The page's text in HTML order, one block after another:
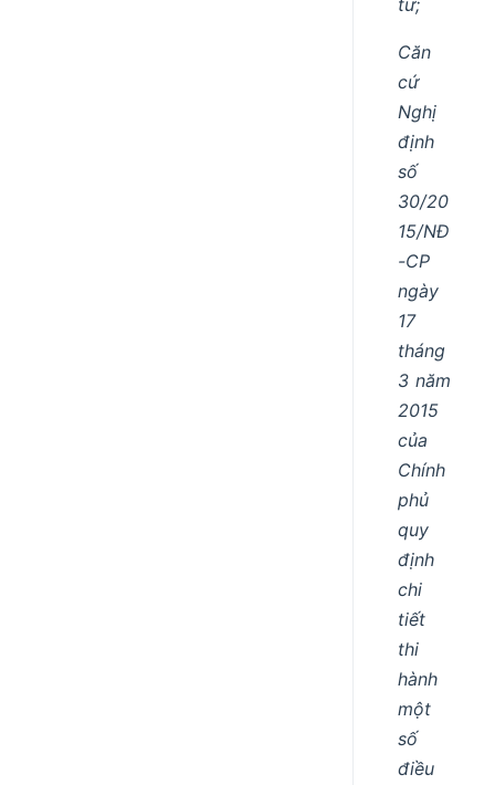
Căn
cứ
Nghị
định
số
30/20
15/NĐ
-CP
ngày
17
tháng
3 năm
2015
của
Chính
phủ
quy
định
chi
tiết
thi
hành
một
số
điều